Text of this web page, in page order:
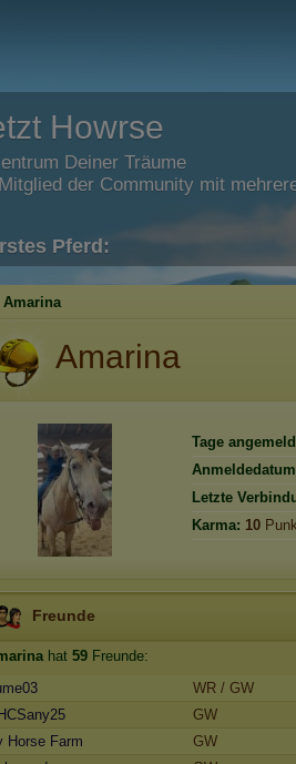
Howrse
Deiner Träume
der Community mit
Pferd:
Amarina
Amarina
Tage
Letzte
Karma: 10
Freunde
hat 59 Freunde:
WR / GW
GW
Horse Farm
GW